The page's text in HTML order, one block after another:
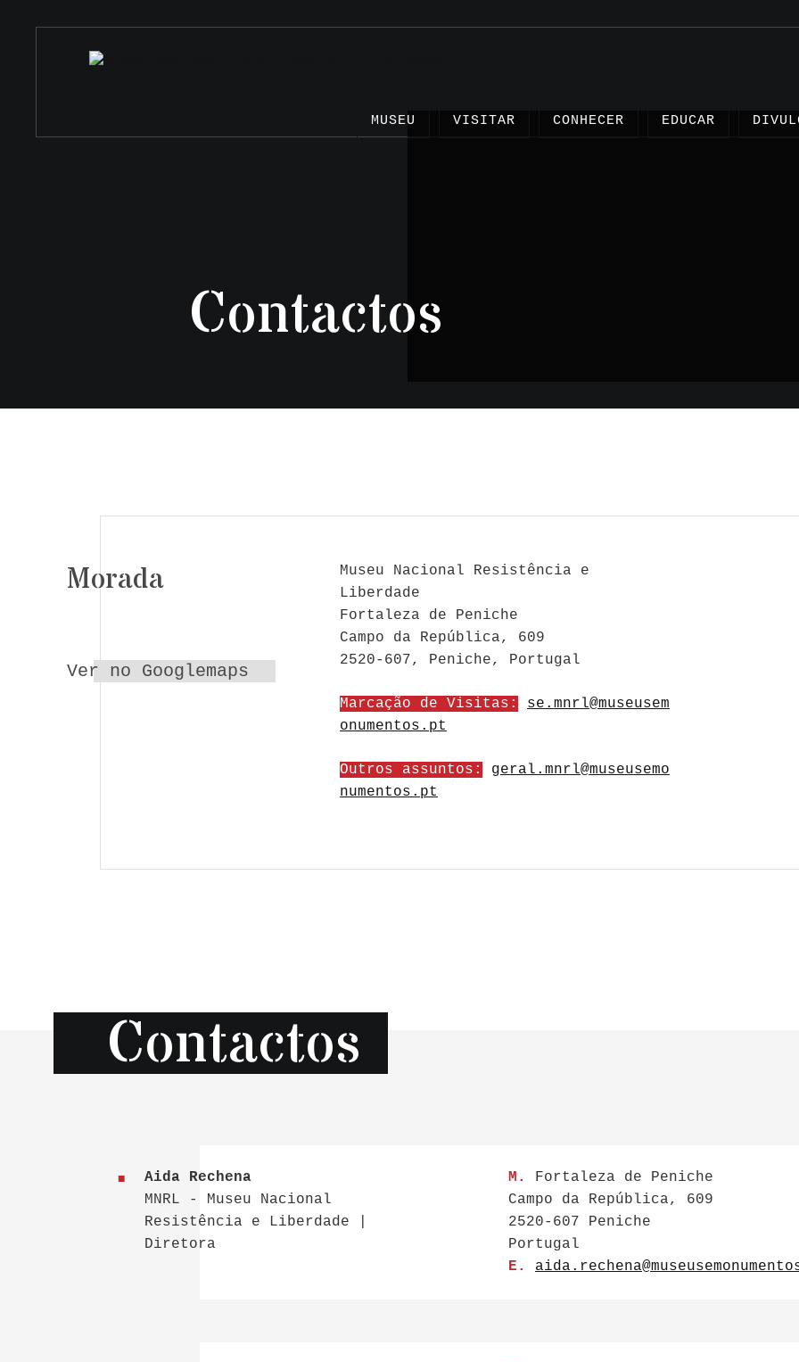
MUSEU VISITAR CONHECER EDUCAR
Contactos
Morada
Ver no Googlemaps
Museu Nacional Resistência e
Liberdade
Fortaleza de Peniche
Campo da República, 609
2520-607, Peniche, Portugal
Marcação de Visitas:
se.mnrl@museusem
onumentos.pt
Outros assuntos:
geral.mnrl@museusemo
numentos.pt
Contactos
Aida Rechena
MNRL - Museu Nacional
Resistência e Liberdade |
Diretora
M.
Fortaleza de Peniche
Campo da República, 609
2520-607 Peniche
Portugal
E.